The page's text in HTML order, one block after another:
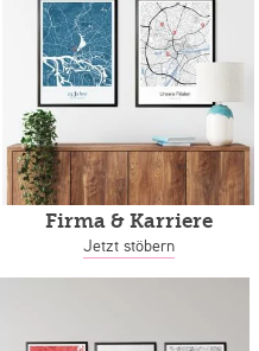
Firma & Karriere
Jetzt stöbern